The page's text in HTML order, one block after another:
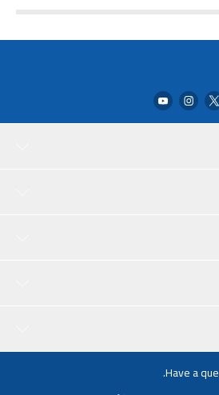
بالإضافة إلى أدائها المذهل، تتميز ميلا WWD660WCS بتصميم أنيق يكمل
البديهية والتشغيل الهادئ تجعل
تصميمها الموفر للطاقة على توفير
تجربة الغسيل الخاصة بك مع غسالة ميلا
Have a